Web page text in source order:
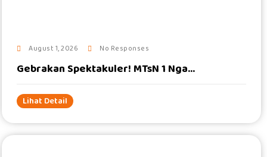
August 1, 2026 No Responses
Gebrakan Spektakuler! MTsN 1 Nga...
Lihat Detail